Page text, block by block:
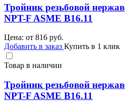
Тройник резьбовой
NPT-F ASME B16.11
Цена: от 816 руб.
Добавить в заказ Купить в 1 клик
Товар в наличии
Тройник резьбовой
NPT-F ASME B16.11